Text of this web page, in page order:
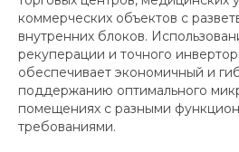
коммерческих объектов с
внутренних блоков.
рекуперации и точного
обеспечивает экономичный и
поддержанию оптимального
помещениях с разными
требованиями.